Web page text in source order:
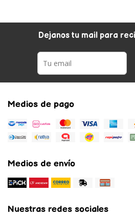
Dejanos tu mail para
Medios de pago
Medios de envío
Nuestras redes sociales